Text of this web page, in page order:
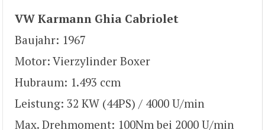
VW Karmann Ghia Cabriolet
Baujahr: 1967
Motor: Vierzylinder Boxer
Hubraum: 1.493 ccm
Leistung: 32 KW (44PS) / 4000 U/min
Max. Drehmoment: 100Nm bei 2000 U/min